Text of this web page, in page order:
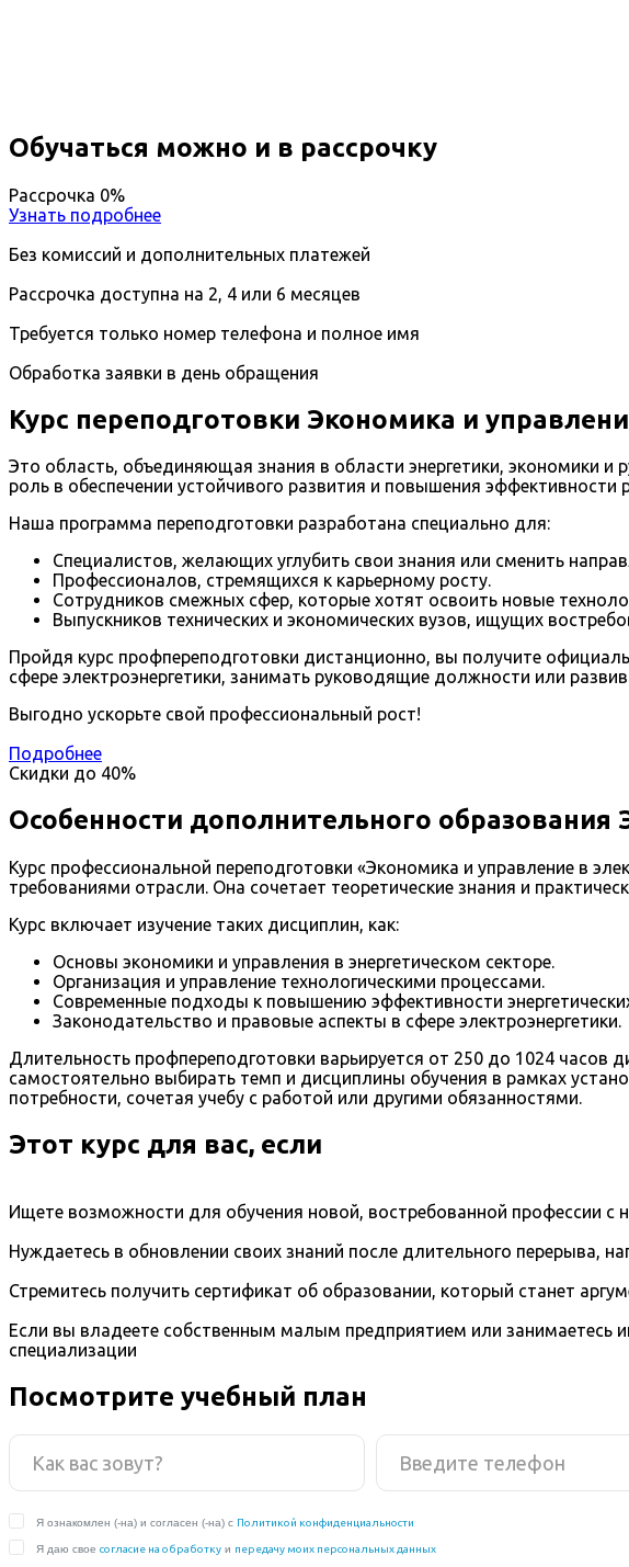
Обучаться можно и в рассрочку
Рассрочка 0%
Узнать подробнее
Без комиссий и дополнительных платежей
Рассрочка доступна на 2, 4 или 6 месяцев
Требуется только номер телефона и полное имя
Обработка заявки в день обращения
Курс переподготовки Экономика и
Это область, объединяющая знания в области энергетики, экономики и
роль в обеспечении устойчивого развития и повышения эффективности
Наша программа переподготовки разработана специально для:
Специалистов, желающих углубить свои знания или сменить
Профессионалов, стремящихся к карьерному росту.
Сотрудников смежных сфер, которые хотят освоить новые
Выпускников технических и экономических вузов, ищущих
Пройдя курс профпереподготовки дистанционно, вы получите
сфере электроэнергетики, занимать руководящие должности или
Выгодно ускорьте свой профессиональный рост!
Подробнее
Скидки до 40%
Особенности дополнительного образования
Курс профессиональной переподготовки «Экономика и управление в
требованиями отрасли. Она сочетает теоретические знания и
Курс включает изучение таких дисциплин, как:
Основы экономики и управления в энергетическом секторе.
Организация и управление технологическими процессами.
Современные подходы к повышению эффективности
Законодательство и правовые аспекты в сфере электроэнергетики.
Длительность профпереподготовки варьируется от 250 до 1024
самостоятельно выбирать темп и дисциплины обучения в рамках
потребности, сочетая учебу с работой или другими обязанностями.
Этот курс для вас, если
Ищете возможности для обучения новой, востребованной профессии с
Нуждаетесь в обновлении своих знаний после длительного перерыва,
Стремитесь получить сертификат об образовании, который станет
Если вы владеете собственным малым предприятием или занимаетесь
специализации
Посмотрите учебный план